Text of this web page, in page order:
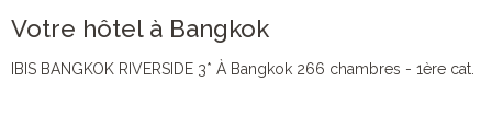
Votre hôtel à Bangkok
IBIS BANGKOK RIVERSIDE 3* À Bangkok 266 chambres - 1ère cat.